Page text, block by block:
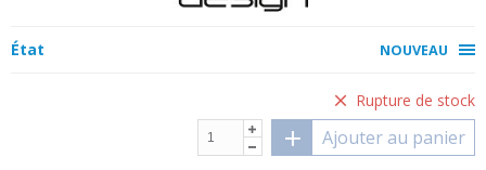
État NOUVEAU
Rupture de stock
Ajouter au panier